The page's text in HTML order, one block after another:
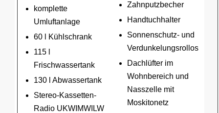
komplette
Umluftanlage
60 l Kühlschrank
115 l
Frischwassertank
130 l Abwassertank
Stereo-Kassetten-
Radio UKWIMWILW
Zahnputzbecher
Handtuchhalter
Sonnenschutz- und
Verdunkelungsrollos
Dachlüfter im
Wohnbereich und
Nasszelle mit
Moskitonetz